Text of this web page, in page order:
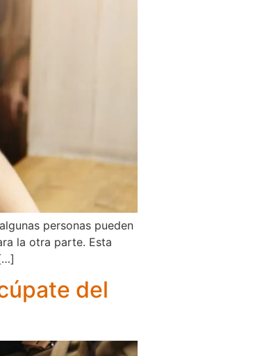
personas pueden
la otra parte. Esta
del